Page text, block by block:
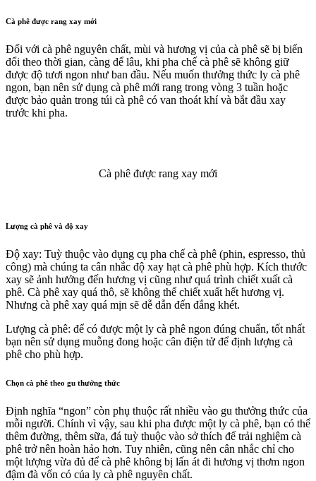
Cà phê được rang xay mới
Đối với cà phê nguyên chất, mùi và hương vị của cà phê sẽ bị biến
đổi theo thời gian, càng để lâu, khi pha chế cà phê sẽ không giữ
được độ tươi ngon như ban đầu. Nếu muốn thưởng thức ly cà phê
ngon, bạn nên sử dụng cà phê mới rang trong vòng 3 tuần hoặc
được bảo quản trong túi cà phê có van thoát khí và bắt đầu xay
trước khi pha.
Cà phê được rang xay mới
Lượng cà phê và độ xay
Độ xay: Tuỳ thuộc vào dụng cụ pha chế cà phê (phin, espresso, thủ
công) mà chúng ta cân nhắc độ xay hạt cà phê phù hợp. Kích thước
xay sẽ ảnh hưởng đến hương vị cũng như quá trình chiết xuất cà
phê. Cà phê xay quá thô, sẽ không thể chiết xuất hết hương vị.
Nhưng cà phê xay quá mịn sẽ dễ dẫn đến đắng khét.
Lượng cà phê: để có được một ly cà phê ngon đúng chuẩn, tốt nhất
bạn nên sử dụng muỗng đong hoặc cân điện tử để định lượng cà
phê cho phù hợp.
Chọn cà phê theo gu thưởng thức
Định nghĩa “ngon” còn phụ thuộc rất nhiều vào gu thưởng thức của
mỗi người. Chính vì vậy, sau khi pha được một ly cà phê, bạn có thể
thêm đường, thêm sữa, đá tuỳ thuộc vào sở thích để trải nghiệm cà
phê trở nên hoàn hảo hơn. Tuy nhiên, cũng nên cân nhắc chỉ cho
một lượng vừa đủ để cà phê không bị lấn át đi hương vị thơm ngon
đậm đà vốn có của ly cà phê nguyên chất.